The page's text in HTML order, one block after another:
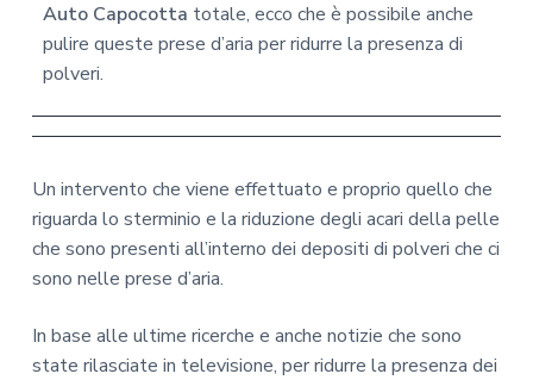
Auto Capocotta totale, ecco che è possibile anche
pulire queste prese d’aria per ridurre la presenza di
polveri.
Un intervento che viene effettuato e proprio quello che
riguarda lo sterminio e la riduzione degli acari della pelle
che sono presenti all’interno dei depositi di polveri che ci
sono nelle prese d’aria.
In base alle ultime ricerche e anche notizie che sono
state rilasciate in televisione, per ridurre la presenza dei